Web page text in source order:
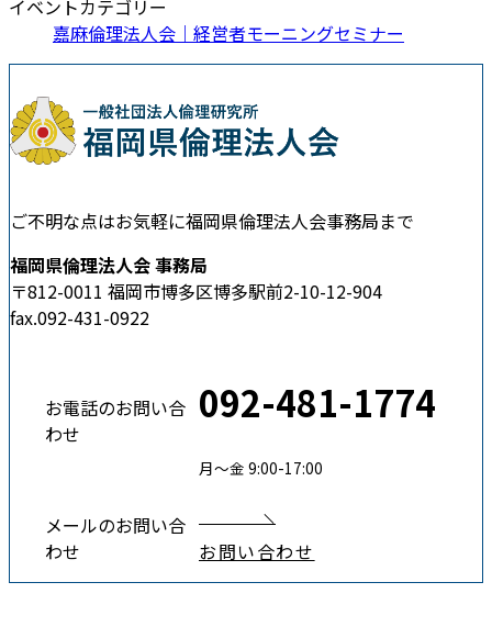
イベントカテゴリー
嘉麻倫理法人会｜経営者モーニングセミナー
ご不明な点はお気軽に福岡県倫理法人会事務局まで
福岡県倫理法人会 事務局
〒812-0011 福岡市博多区博多駅前2-10-12-904
fax.092-431-0922
お電話のお問い合
わせ
092-481-1774
月〜金 9:00-17:00
メールのお問い合
わせ
お問い合わせ